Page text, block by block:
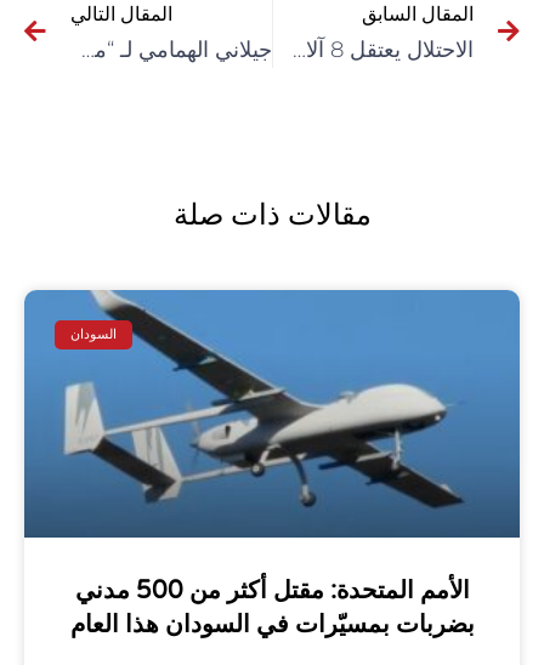
المقال السابق
الاحتلال يعتقل 8 آلاف فلسطيني خلال سنة 2021
المقال التالي
جيلاني الهمامي لـ “مدار”: قيس سعيّد وضع يده على البوليس والجيش ويسعى لتدجين مؤسسة القضاء
مقالات ذات صلة
السودان
الأمم المتحدة: مقتل أكثر من 500 مدني
بضربات بمسيّرات في السودان هذا العام